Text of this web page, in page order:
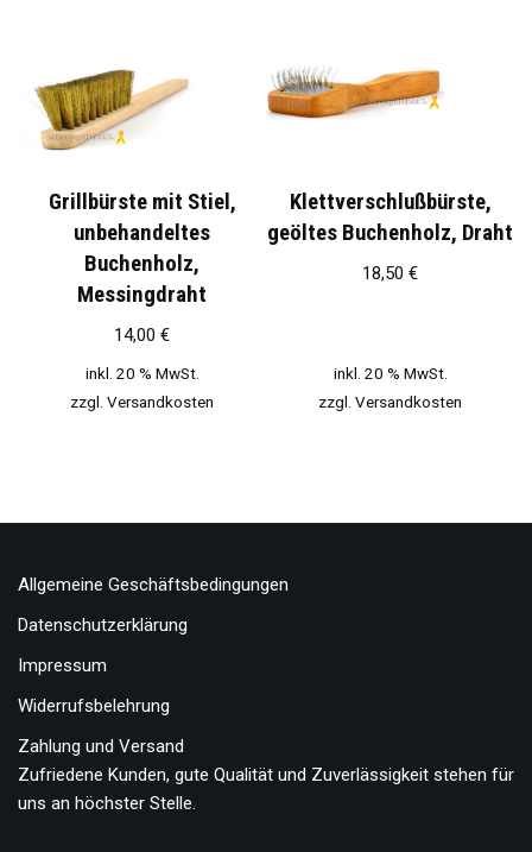
Grillbürste mit Stiel,
unbehandeltes
Buchenholz,
Messingdraht
14,00 €
inkl. 20 % MwSt.
zzgl. Versandkosten
Klettverschlußbürste,
geöltes Buchenholz, Draht
18,50 €
inkl. 20 % MwSt.
zzgl. Versandkosten
Allgemeine Geschäftsbedingungen
Datenschutzerklärung
Impressum
Widerrufsbelehrung
Zahlung und Versand
Zufriedene Kunden, gute Qualität und Zuverlässigkeit stehen für
uns an höchster Stelle.